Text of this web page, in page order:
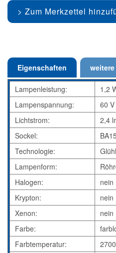
Zum Merkzettel
Eigenschaften
Lampenleistung:
1,2
Lampenspannung:
60 V
Lichtstrom:
2,4
Sockel:
Technologie:
Lampenform:
Halogen:
nein
Krypton:
nein
Xenon:
nein
Farbe:
Farbtemperatur: